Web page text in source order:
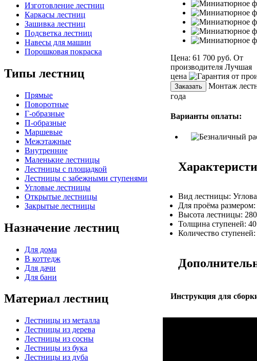
Изготовление лестниц
Каркасы лестниц
Зашивка лестниц
Подсветка лестниц
Навесы для машин
Порошковая покраска
Типы лестниц
Прямые
Поворотные
Г-образные
П-образные
Маршевые
Межэтажные
Внутренние
Маленькие лестницы
Лестницы с площадкой
Лестницы с забежными ступенями
Угловые лестницы
Открытые лестницы
Закрытые лестницы
Назначение лестниц
Для дома
В коттедж
Для дачи
Для бани
Материал лестниц
Лестницы из металла
Лестницы из дерева
Лестницы из сосны
Лестницы из бука
Лестницы из дуба
Цена: 61 700 руб. От
производителя Лучшая
цена
Заказать Монтаж
года
Варианты оплаты:
Вид лестницы:
Для проёма размером:
Высота лестницы:
Толщина ступеней: 40
Количество ступеней:
Инструкция для